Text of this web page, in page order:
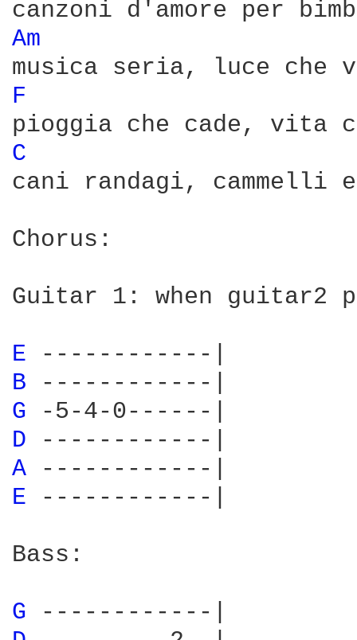
Am
F
C
cani randagi, cammelli
Chorus:
Guitar 1: when guitar2
E
B
G
D
A
E
------------|
Bass:
G